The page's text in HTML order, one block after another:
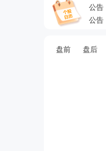
公告
公告
公告
盘前 盘后